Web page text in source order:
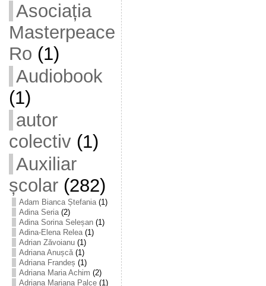
Asociația
Masterpeace
Ro (1)
Audiobook
(1)
autor
colectiv(1)
Auxiliar
școlar(282)
Adam Bianca Ștefania(1)
Adina Seria(2)
Adina Sorina Seleșan(1)
Adina-Elena Relea(1)
Adrian Zăvoianu(1)
Adriana Anușcă(1)
Adriana Frandeș (1)
Adriana Maria Achim (2)
Adriana Mariana Palce(1)